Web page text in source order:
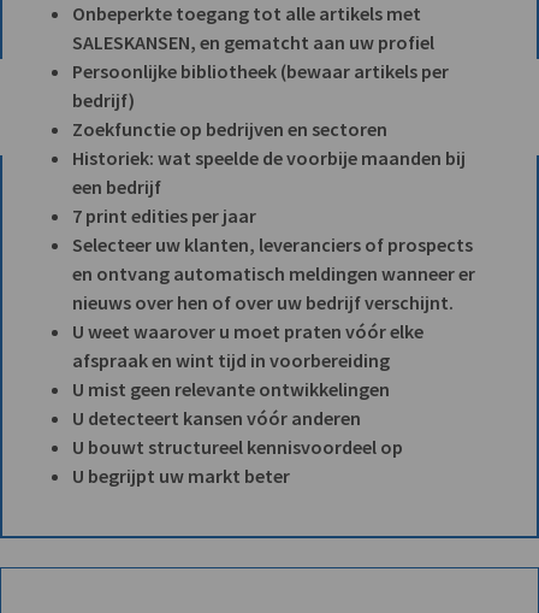
Onbeperkte toegang tot alle artikels met
SALESKANSEN, en gematcht aan uw profiel
Persoonlijke bibliotheek (bewaar artikels per
bedrijf)
Zoekfunctie op bedrijven en sectoren
Historiek: wat speelde de voorbije maanden bij
een bedrijf
7 print edities per jaar
Selecteer uw klanten, leveranciers of prospects
en ontvang automatisch meldingen wanneer er
nieuws over hen of over uw bedrijf verschijnt.
U weet waarover u moet praten vóór elke
afspraak en wint tijd in voorbereiding
U mist geen relevante ontwikkelingen
U detecteert kansen vóór anderen
U bouwt structureel kennisvoordeel op
U begrijpt uw markt beter